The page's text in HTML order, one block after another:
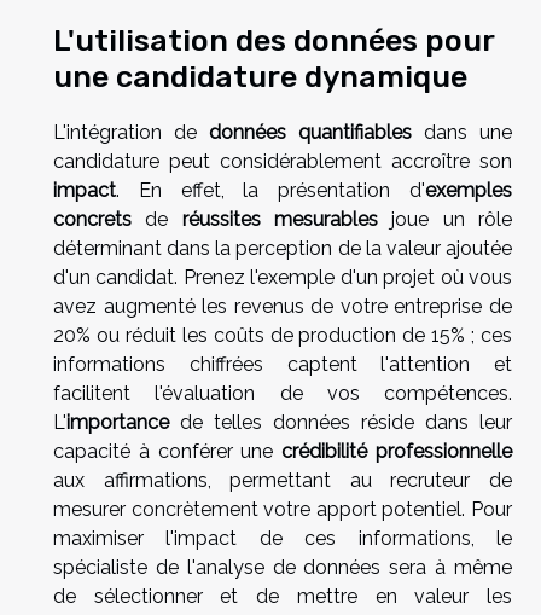
L'utilisation des données pour
une candidature dynamique
L'intégration de données quantifiables dans une
candidature peut considérablement accroître son
impact. En effet, la présentation d'exemples
concrets de réussites mesurables joue un rôle
déterminant dans la perception de la valeur ajoutée
d'un candidat. Prenez l'exemple d'un projet où vous
avez augmenté les revenus de votre entreprise de
20% ou réduit les coûts de production de 15% ; ces
informations chiffrées captent l'attention et
facilitent l'évaluation de vos compétences.
L'importancede telles données réside dans leur
capacité à conférer unecrédibilité professionnelle
aux affirmations, permettant au recruteur de
mesurer concrètement votre apport potentiel. Pour
maximiser l'impact de ces informations, le
spécialiste de l'analyse de données sera à même
de sélectionner et de mettre en valeur les